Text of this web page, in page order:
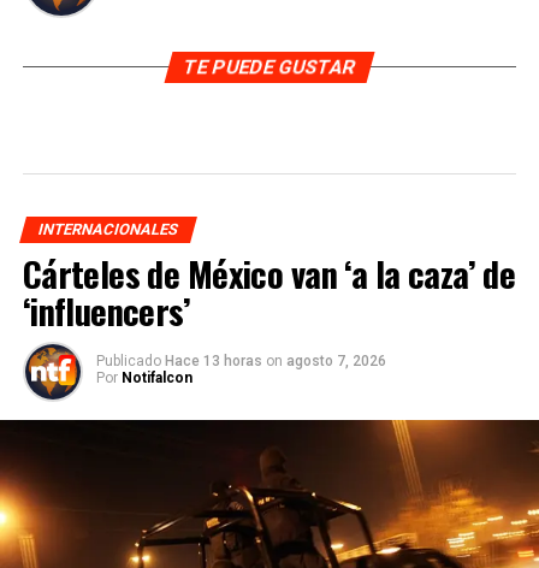
TE PUEDE GUSTAR
INTERNACIONALES
Cárteles de México van ‘a la caza’ de
‘influencers’
Publicado Hace 13 horas on agosto 7, 2026
Por Notifalcon